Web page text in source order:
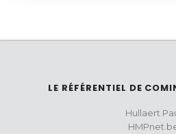
LE RÉFÉRENTIEL DE
Hullaert